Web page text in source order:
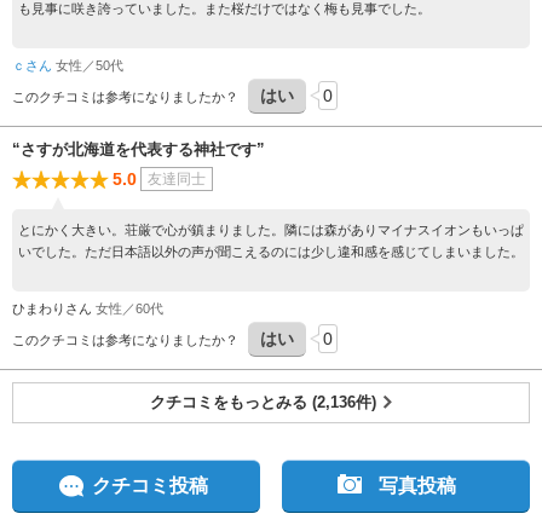
も見事に咲き誇っていました。また桜だけではなく梅も見事でした。
ｃさん 女性／50代
このクチコミは参考になりましたか？ はい 0
“さすが北海道を代表する神社です”
5.0 友達同士
とにかく大きい。荘厳で心が鎮まりました。隣には森がありマイナスイオンもいっぱ
いでした。ただ日本語以外の声が聞こえるのには少し違和感を感じてしまいました。
ひまわりさん 女性／60代
このクチコミは参考になりましたか？ はい 0
クチコミをもっとみる (2,136件)
クチコミ投稿 写真投稿